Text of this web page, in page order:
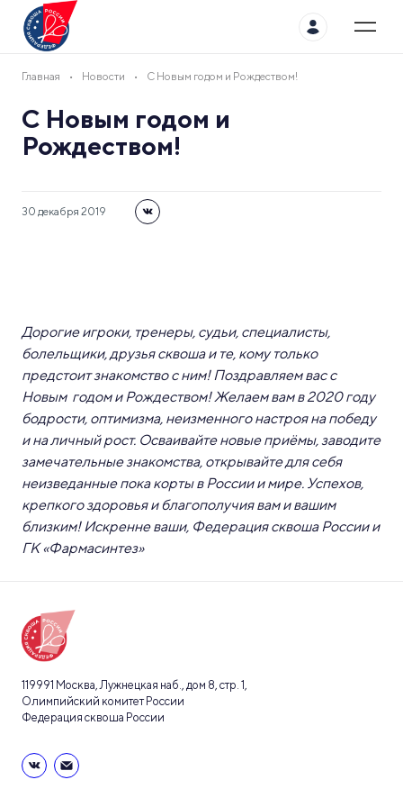
Главная Новости С Новым годом и Рождеством!
С Новым годом и
Рождеством!
30 декабря 2019
Дорогие игроки, тренеры, судьи, специалисты,
болельщики, друзья сквоша и те, кому только
предстоит знакомство с ним! Поздравляем вас с
Новым годом и Рождеством!Желаем вам в 2020 году
бодрости, оптимизма, неизменного настроя на победу
и на личный рост. Осваивайте новые приёмы, заводите
замечательные знакомства, открывайте для себя
неизведанные пока корты в России и мире. Успехов,
крепкого здоровья и благополучия вам и вашим
близким! Искренне ваши, Федерация сквоша России и
ГК «Фармасинтез»
119991 Москва, Лужнецкая наб., дом 8, стр. 1,
Олимпийский комитет России
Федерация сквоша России